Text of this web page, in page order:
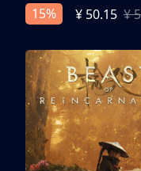
15%
¥ 50.15 ¥